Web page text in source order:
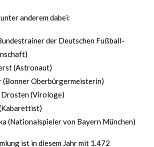
anderem dabei:
der Deutschen Fußball-
(Astronaut)
(Bonner Oberbürgermeisterin)
(Virologe)
(Nationalspieler von Bayern München)
ist in diesem Jahr mit 1.472